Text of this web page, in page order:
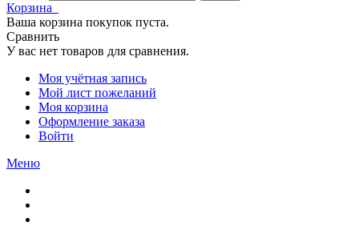
Корзина
Ваша корзина покупок пуста.
Сравнить
У вас нет товаров для сравнения.
Моя учётная запись
Мой лист пожеланий
Моя корзина
Оформление заказа
Войти
Меню